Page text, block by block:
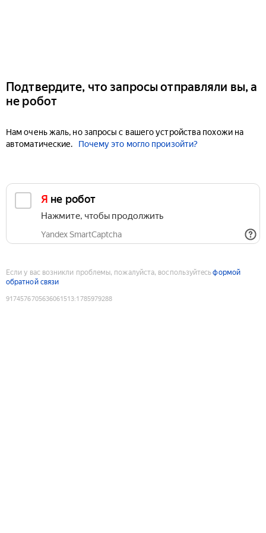
Подтвердите, что запросы отправляли вы, а
не робот
Нам очень жаль, но запросы с вашего устройства похожи на
автоматические.
Почему это могло произойти?
Я не робот
Нажмите, чтобы продолжить
Yandex SmartCaptcha
Если у вас возникли проблемы, пожалуйста, воспользуйтесьформой
обратной связи
9174576705636061513:1785979288